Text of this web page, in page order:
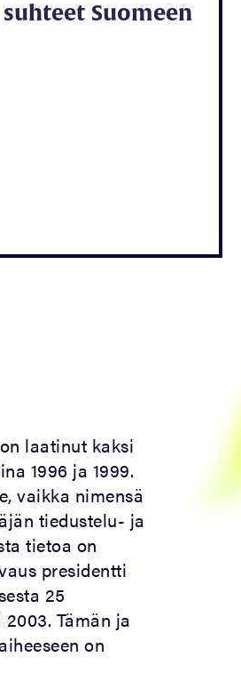
suhteet Suomeen
on laatinut kaksi
1996 ja 1999.
vaikka nimensä
tiedustelu- ja
tietoa on
presidentti
25
Tämän ja
on